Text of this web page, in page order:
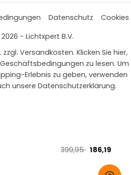
Datenschutz
Cookies
- Lichtxpert B.V.
zzgl. Versandkosten. Klicken Sie hier,
zu lesen. Um
Erlebnis zu geben, verwenden
unsere Datenschutzerklärung.
399,95
war:
186,19
ist: